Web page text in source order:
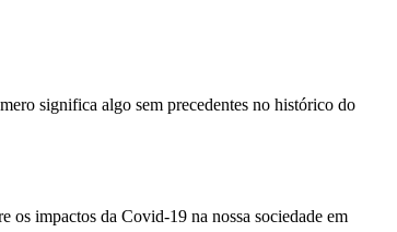
significa algo sem precedentes no histórico do
impactos da Covid-19 na nossa sociedade em